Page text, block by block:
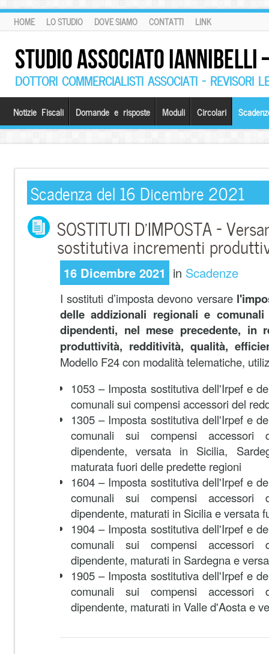
HOME LO STUDIO DOVE SIAMO CONTATTI LINK
STUDIO ASSOCIATO
DOTTORI COMMERCIALISTI ASSOCIATI – REVISORI
Notizie Fiscali Domande e risposte Moduli Circolari
Scadenza del 16 Dicembre 2021
SOSTITUTI D’IMPOSTA –
sostitutiva incrementi
16 Dicembre 2021 in Scadenze
I sostituti d’imposta devono versare
delle addizionali regionali e
dipendenti, nel mese precedente, in
produttività, redditività, qualità,
Modello F24 con modalità telematiche,
1053 – Imposta sostitutiva dell'Irpef e
comunali sui compensi accessori del
1305 – Imposta sostitutiva dell'Irpef e
comunali sui compensi
dipendente, versata in Sicilia,
maturata fuori delle predette regioni
1604 – Imposta sostitutiva dell'Irpef e
comunali sui compensi
dipendente, maturati in Sicilia e versata
1904 – Imposta sostitutiva dell'Irpef e
comunali sui compensi
dipendente, maturati in Sardegna e
1905 – Imposta sostitutiva dell'Irpef e
comunali sui compensi
dipendente, maturati in Valle d'Aosta e